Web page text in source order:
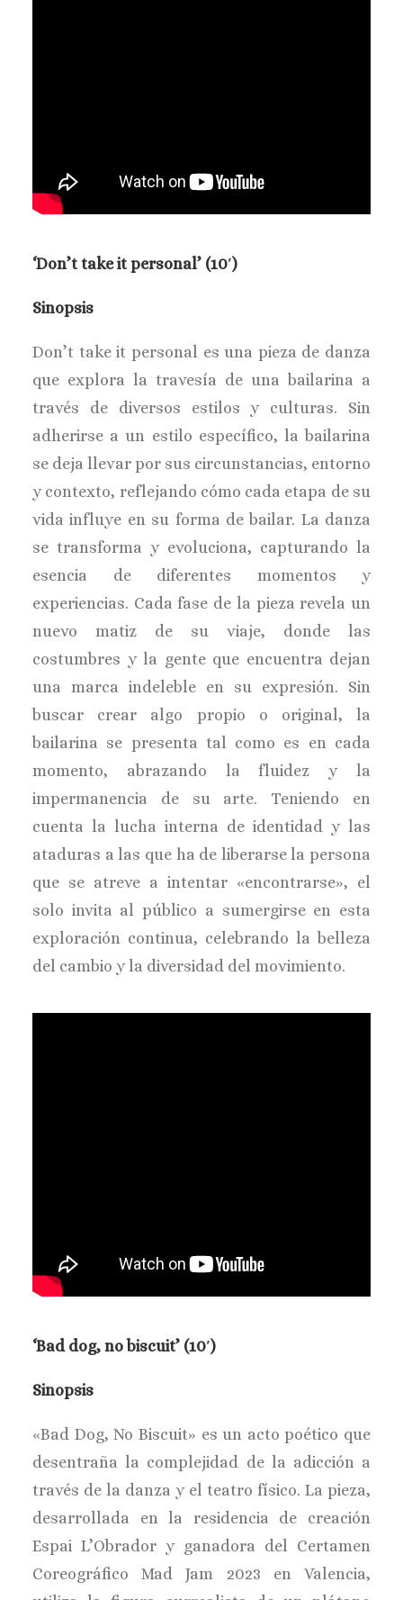
‘Don’t take it personal’ (10′)
Sinopsis
Don’t take it personal es una pieza de danza
que explora la travesía de una bailarina a
través de diversos estilos y culturas. Sin
adherirse a un estilo específico, la bailarina
se deja llevar por sus circunstancias, entorno
y contexto, reflejando cómo cada etapa de su
vida influye en su forma de bailar. La danza
se transforma y evoluciona, capturando la
esencia de diferentes momentos y
experiencias. Cada fase de la pieza revela un
nuevo matiz de su viaje, donde las
costumbres y la gente que encuentra dejan
una marca indeleble en su expresión. Sin
buscar crear algo propio o original, la
bailarina se presenta tal como es en cada
momento, abrazando la fluidez y la
impermanencia de su arte. Teniendo en
cuenta la lucha interna de identidad y las
ataduras a las que ha de liberarse la persona
que se atreve a intentar «encontrarse», el
solo invita al público a sumergirse en esta
exploración continua, celebrando la belleza
del cambio y la diversidad del movimiento.
‘Bad dog, no biscuit’ (10′)
Sinopsis
«Bad Dog, No Biscuit» es un acto poético que
desentraña la complejidad de la adicción a
través de la danza y el teatro físico. La pieza,
desarrollada en la residencia de creación
Espai L’Obrador y ganadora del Certamen
Coreográfico Mad Jam 2023 en Valencia,